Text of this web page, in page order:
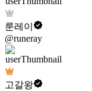
룬레이
@runeray
고갈왕